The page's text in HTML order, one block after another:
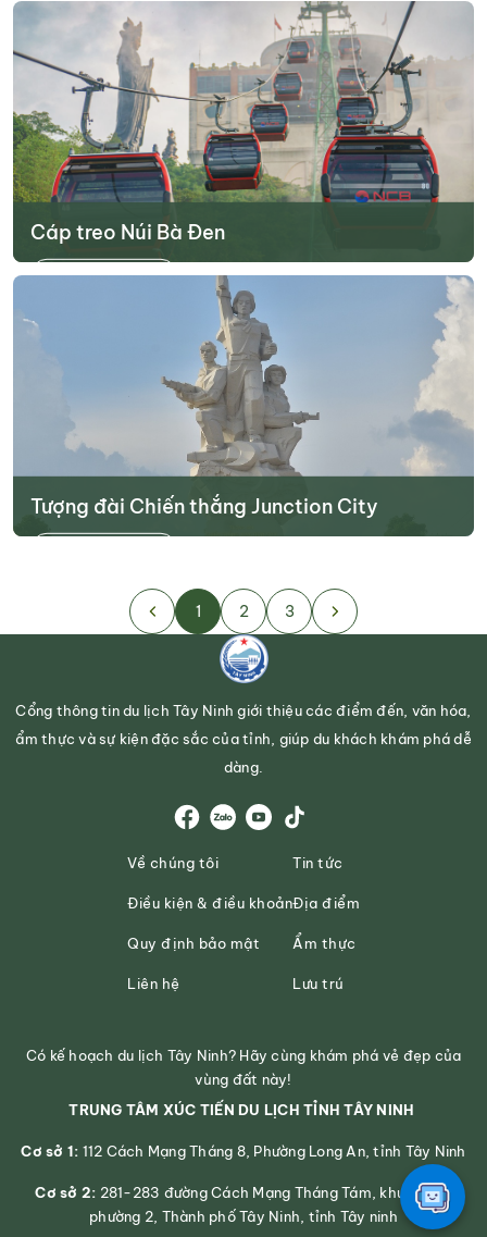
nổi tiếng. Đây là hồ nước nhân tạo lớn nhất tại nước ta cho tới thời
điểm hiện tại. Công trình được xây dựng từ năm 1981 và hoàn
thành vào năm 1985. Ngoài nhiệm vụ cung cấp nước, đây cũng...
Tìm hiểu thêm
Cáp treo Núi Bà Đen
Tìm hiểu thêm
Tượng đài Chiến thắng Junction City
1 2 3
Cổng thông tin du lịch Tây Ninh giới thiệu các điểm đến, văn hóa,
ẩm thực và sự kiện đặc sắc của tỉnh, giúp du khách khám phá dễ
dàng.
Về chúng tôi
Điều kiện & điều khoản
Quy định bảo mật
Liên hệ
Tin tức
Địa điểm
Ẩm thực
Lưu trú
Có kế hoạch du lịch Tây Ninh? Hãy cùng khám phá vẻ đẹp của
vùng đất này!
TRUNG TÂM XÚC TIẾN DU LỊCH TỈNH TÂY NINH
Cơ sở 1: 112 Cách Mạng Tháng 8, Phường Long An, tỉnh Tây Ninh
Cơ sở 2: 281-283 đường Cách Mạng Tháng Tám, khu phố 2,
phường 2, Thành phố Tây Ninh, tỉnh Tây ninh